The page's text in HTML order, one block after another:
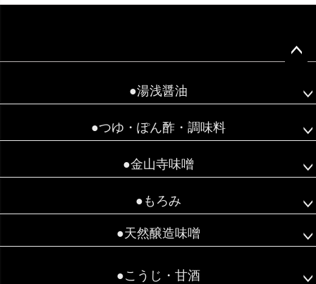
●湯浅醤油
●つゆ・ぽん酢・調味料
●金山寺味噌
●もろみ
●天然醸造味噌
●こうじ・甘酒